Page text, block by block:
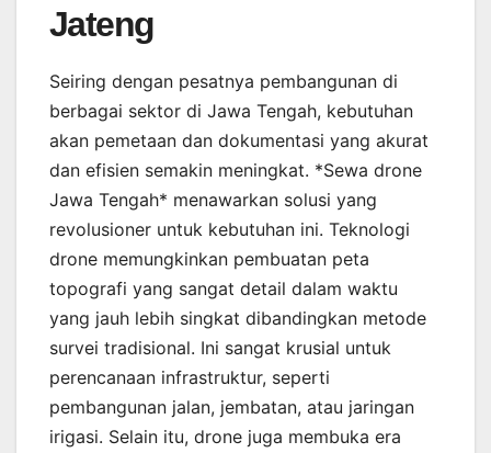
Jateng
Seiring dengan pesatnya pembangunan di
berbagai sektor di Jawa Tengah, kebutuhan
akan pemetaan dan dokumentasi yang akurat
dan efisien semakin meningkat. *Sewa drone
Jawa Tengah* menawarkan solusi yang
revolusioner untuk kebutuhan ini. Teknologi
drone memungkinkan pembuatan peta
topografi yang sangat detail dalam waktu
yang jauh lebih singkat dibandingkan metode
survei tradisional. Ini sangat krusial untuk
perencanaan infrastruktur, seperti
pembangunan jalan, jembatan, atau jaringan
irigasi. Selain itu, drone juga membuka era